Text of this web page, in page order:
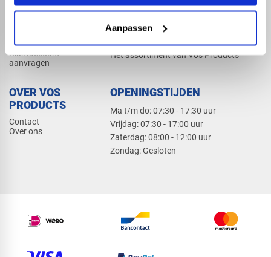
Aanpassen
Dak en gevel
Klantaccount
aanvragen
PRODUCTCATALOGUS 2026
Het assortiment van Vos Products
OVER VOS
PRODUCTS
Contact
Over ons
OPENINGSTIJDEN
Ma t/m do: 07:30 - 17:30 uur
​Vrijdag: 07:30 - 17:00 uur
​Zaterdag: 08:00 - 12:00 uur
​Zondag: Gesloten